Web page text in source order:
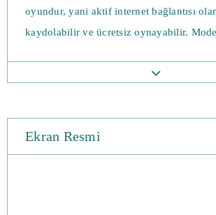
oyundur, yani aktif internet bağlantısı
kaydolabilir ve ücretsiz oynayabilir.
haritasını yeniden tasarlamalarını sağlar.
oyuncuları küçük bir temel ve az
Buradan ordunu kurmalısın, bölgeni
oyuncularını yenmelisin. Ancak, bu
Ekran Resmi